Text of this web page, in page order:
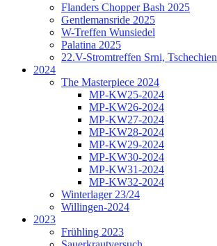
Flanders Chopper Bash 2025
Gentlemansride 2025
W-Treffen Wunsiedel
Palatina 2025
22.V-Stromtreffen Srni, Tschechien
2024
The Masterpiece 2024
MP-KW25-2024
MP-KW26-2024
MP-KW27-2024
MP-KW28-2024
MP-KW29-2024
MP-KW30-2024
MP-KW31-2024
MP-KW32-2024
Winterlager 23/24
Willingen-2024
2023
Frühling 2023